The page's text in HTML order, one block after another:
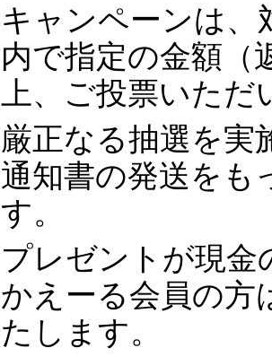
キャンペーンは、
内で指定の金額（
上、ご投票いた
厳正なる抽選を実
通知書の発送をも
す。
プレゼントが現金
かえーる会員の方
たします。